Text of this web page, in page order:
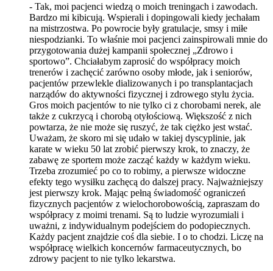
- Tak, moi pacjenci wiedzą o moich treningach i zawodach.
Bardzo mi kibicują. Wspierali i dopingowali kiedy jechałam
na mistrzostwa. Po powrocie były gratulacje, smsy i miłe
niespodzianki. To właśnie moi pacjenci zainspirowali mnie do
przygotowania dużej kampanii społecznej „Zdrowo i
sportowo”. Chciałabym zaprosić do współpracy moich
trenerów i zachęcić zarówno osoby młode, jak i seniorów,
pacjentów przewlekle dializowanych i po transplantacjach
narządów do aktywności fizycznej i zdrowego stylu życia.
Gros moich pacjentów to nie tylko ci z chorobami nerek, ale
także z cukrzycą i chorobą otyłościową. Większość z nich
powtarza, że nie może się ruszyć, że tak ciężko jest wstać.
Uważam, że skoro mi się udało w takiej dyscyplinie, jak
karate w wieku 50 lat zrobić pierwszy krok, to znaczy, że
zabawę ze sportem może zacząć każdy w każdym wieku.
Trzeba zrozumieć po co to robimy, a pierwsze widoczne
efekty tego wysiłku zachęcą do dalszej pracy. Najważniejszy
jest pierwszy krok. Mając pełną świadomość ograniczeń
fizycznych pacjentów z wielochorobowością, zapraszam do
współpracy z moimi trenami. Są to ludzie wyrozumiali i
uważni, z indywidualnym podejściem do podopiecznych.
Każdy pacjent znajdzie coś dla siebie. I o to chodzi. Liczę na
współpracę wielkich koncernów farmaceutycznych, bo
zdrowy pacjent to nie tylko lekarstwa.